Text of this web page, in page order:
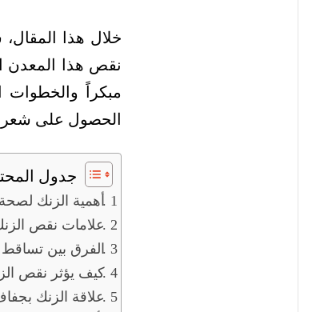
خلال هذا
نقص هذا المعدن
مبكراً والخطوات
الحصول على
جدول
أهمية الزنك
علامات نقص
الفرق بين تساقط
كيف يؤثر نقص
علاقة الزنك